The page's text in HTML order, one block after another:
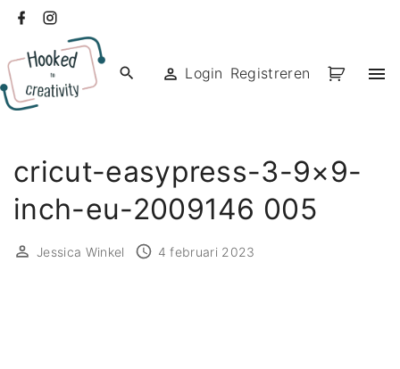
de
inhoud
facebook
Login Registreren
cricut-easypress-3-9×9-
inch-eu-2009146 005
Jessica Winkel 4 februari 2023